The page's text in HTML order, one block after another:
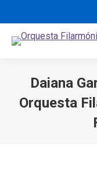
Daiana
Orquesta